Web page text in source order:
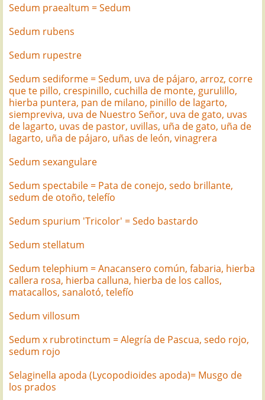
Sedum praealtum = Sedum
Sedum rubens
Sedum rupestre
Sedum sediforme = Sedum, uva de pájaro, arroz, corre
que te pillo, crespinillo, cuchilla de monte, gurulillo,
hierba puntera, pan de milano, pinillo de lagarto,
siempreviva, uva de Nuestro Señor, uva de gato, uvas
de lagarto, uvas de pastor, uvillas, uña de gato, uña de
lagarto, uña de pájaro, uñas de león, vinagrera
Sedum sexangulare
Sedum spectabile = Pata de conejo, sedo brillante,
sedum de otoño, telefío
Sedum spurium 'Tricolor' = Sedo bastardo
Sedum stellatum
Sedum telephium = Anacansero común, fabaria, hierba
callera rosa, hierba calluna, hierba de los callos,
matacallos, sanalotó, telefío
Sedum villosum
Sedum x rubrotinctum = Alegría de Pascua, sedo rojo,
sedum rojo
Selaginella apoda (Lycopodioides apoda)= Musgo de
los prados